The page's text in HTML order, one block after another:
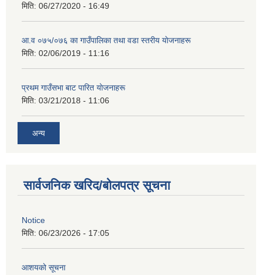
मिति: 06/27/2020 - 16:49
आ‍.व ०७५/०७६ का गाउँपालिका तथा वडा स्तरीय याेजनाहरू
मिति: 02/06/2019 - 11:16
प्रथम गाउँसभा बाट पारित याेजनाहरू
मिति: 03/21/2018 - 11:06
अन्य
सार्वजनिक खरिद/बोलपत्र सूचना
Notice
मिति: 06/23/2026 - 17:05
आशयको सूचना